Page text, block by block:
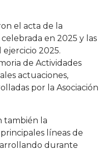
el acta de la
en 2025 y las
2025.
de Actividades
actuaciones,
por la Asociación
también la
líneas de
durante